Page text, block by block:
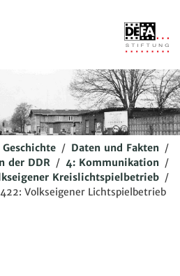
Geschichte / Daten und Fakten /
der DDR / 4: Kommunikation /
Kreislichtspielbetrieb /
422: Volkseigener Lichtspielbetrieb